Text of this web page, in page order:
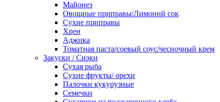
Майонез
Овощные приправы/Лимоннй сок
Сухие приправы
Хрен
Аджика
Томатная паста/соевый соус/чесночный крем
Закуски / Снэки
Сухая рыба
Сухие фрукты/ орехи
Палочки кукурузные
Семечки